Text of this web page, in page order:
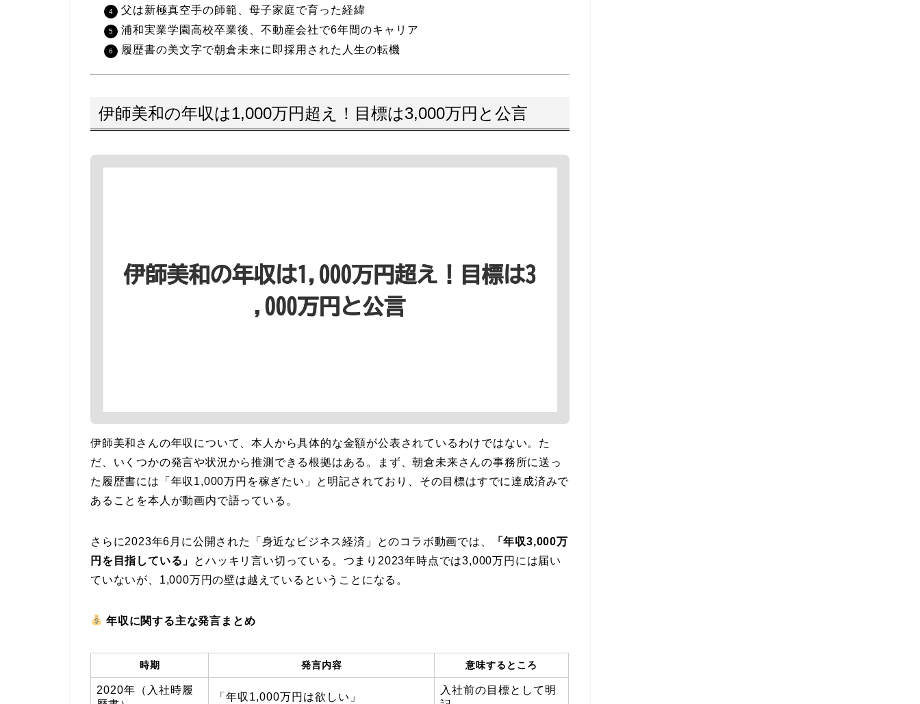
父は新極真空手の師範、母子家庭で育った経緯
浦和実業学園高校卒業後、不動産会社で6年間のキャリア
履歴書の美文字で朝倉未来に即採用された人生の転機
伊師美和の年収は1,000万円超え！目標は3,000万円と公言
伊師美和さんの年収について、本人から具体的な金額が公表されているわけではない。た
だ、いくつかの発言や状況から推測できる根拠はある。まず、朝倉未来さんの事務所に送っ
た履歴書には「年収1,000万円を稼ぎたい」と明記されており、その目標はすでに達成済みで
あることを本人が動画内で語っている。
さらに2023年6月に公開された「身近なビジネス経済」とのコラボ動画では、
「年収3,000万
円を目指している」
とハッキリ言い切っている。つまり2023年時点では3,000万円には届い
ていないが、1,000万円の壁は越えているということになる。
年収に関する主な発言まとめ
時期 発言内容 意味するところ
2020年（入社時履
「年収1,000万円は欲しい」
入社前の目標として明